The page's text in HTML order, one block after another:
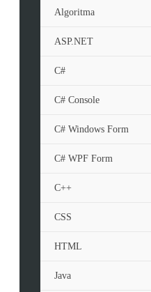
Algoritma
ASP.NET
C#
C# Console
C# Windows Form
C# WPF Form
C++
CSS
HTML
Java